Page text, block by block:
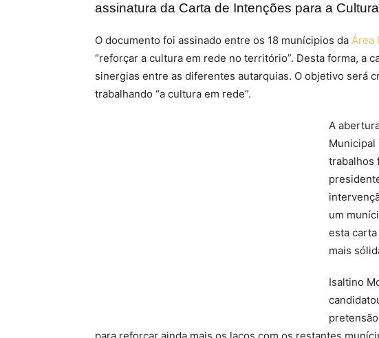
assinatura da Carta de Intenções para a
O documento foi assinado entre os 18 munícipios da Área
“reforçar a cultura em rede no território”. Desta forma, a
sinergias entre as diferentes autarquias. O objetivo será
trabalhando “a cultura em rede”.
A
Municipal
trabalhos
um
esta
mais
Isaltino